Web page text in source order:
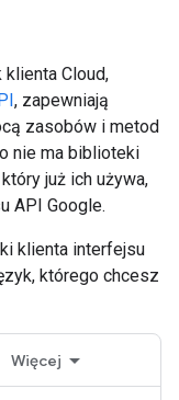
Cloud,
, zapewniają
zasobów i metod
nie ma biblioteki
już ich używa,
API Google.
klienta interfejsu
którego chcesz
Więcej